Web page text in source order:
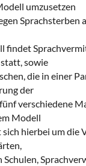
umzusetzen
Sprachsterben
findet
sowie
die in einer
der
verschiedene
Modell
hierbei um die